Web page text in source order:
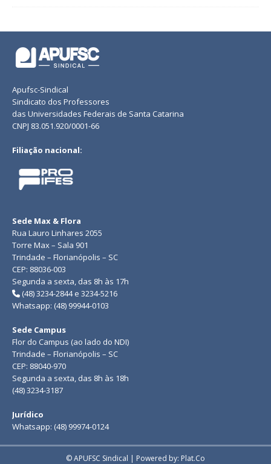
Apufsc-Sindical
Sindicato dos Professores
das Universidades Federais de Santa Catarina
CNPJ 83.051.920/0001-66
Filiação nacional:
Sede Max & Flora
Rua Lauro Linhares 2055
Torre Max – Sala 901
Trindade – Florianópolis – SC
CEP: 88036-003
Segunda a sexta, das 8h às 17h
(48) 3234-2844 e 3234-5216
Whatsapp: (48) 99944-0103
Sede Campus
Flor do Campus (ao lado do NDI)
Trindade – Florianópolis – SC
CEP: 88040-970
Segunda a sexta, das 8h às 18h
(48) 3234-3187
Jurídico
Whatsapp: (48) 99974-0124
© APUFSC Sindical | Powered by: Plat.Co